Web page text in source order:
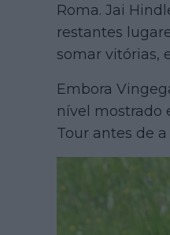
Roma. Jai
restantes
somar vitórias,
Embora
nível mostrado
Tour antes de